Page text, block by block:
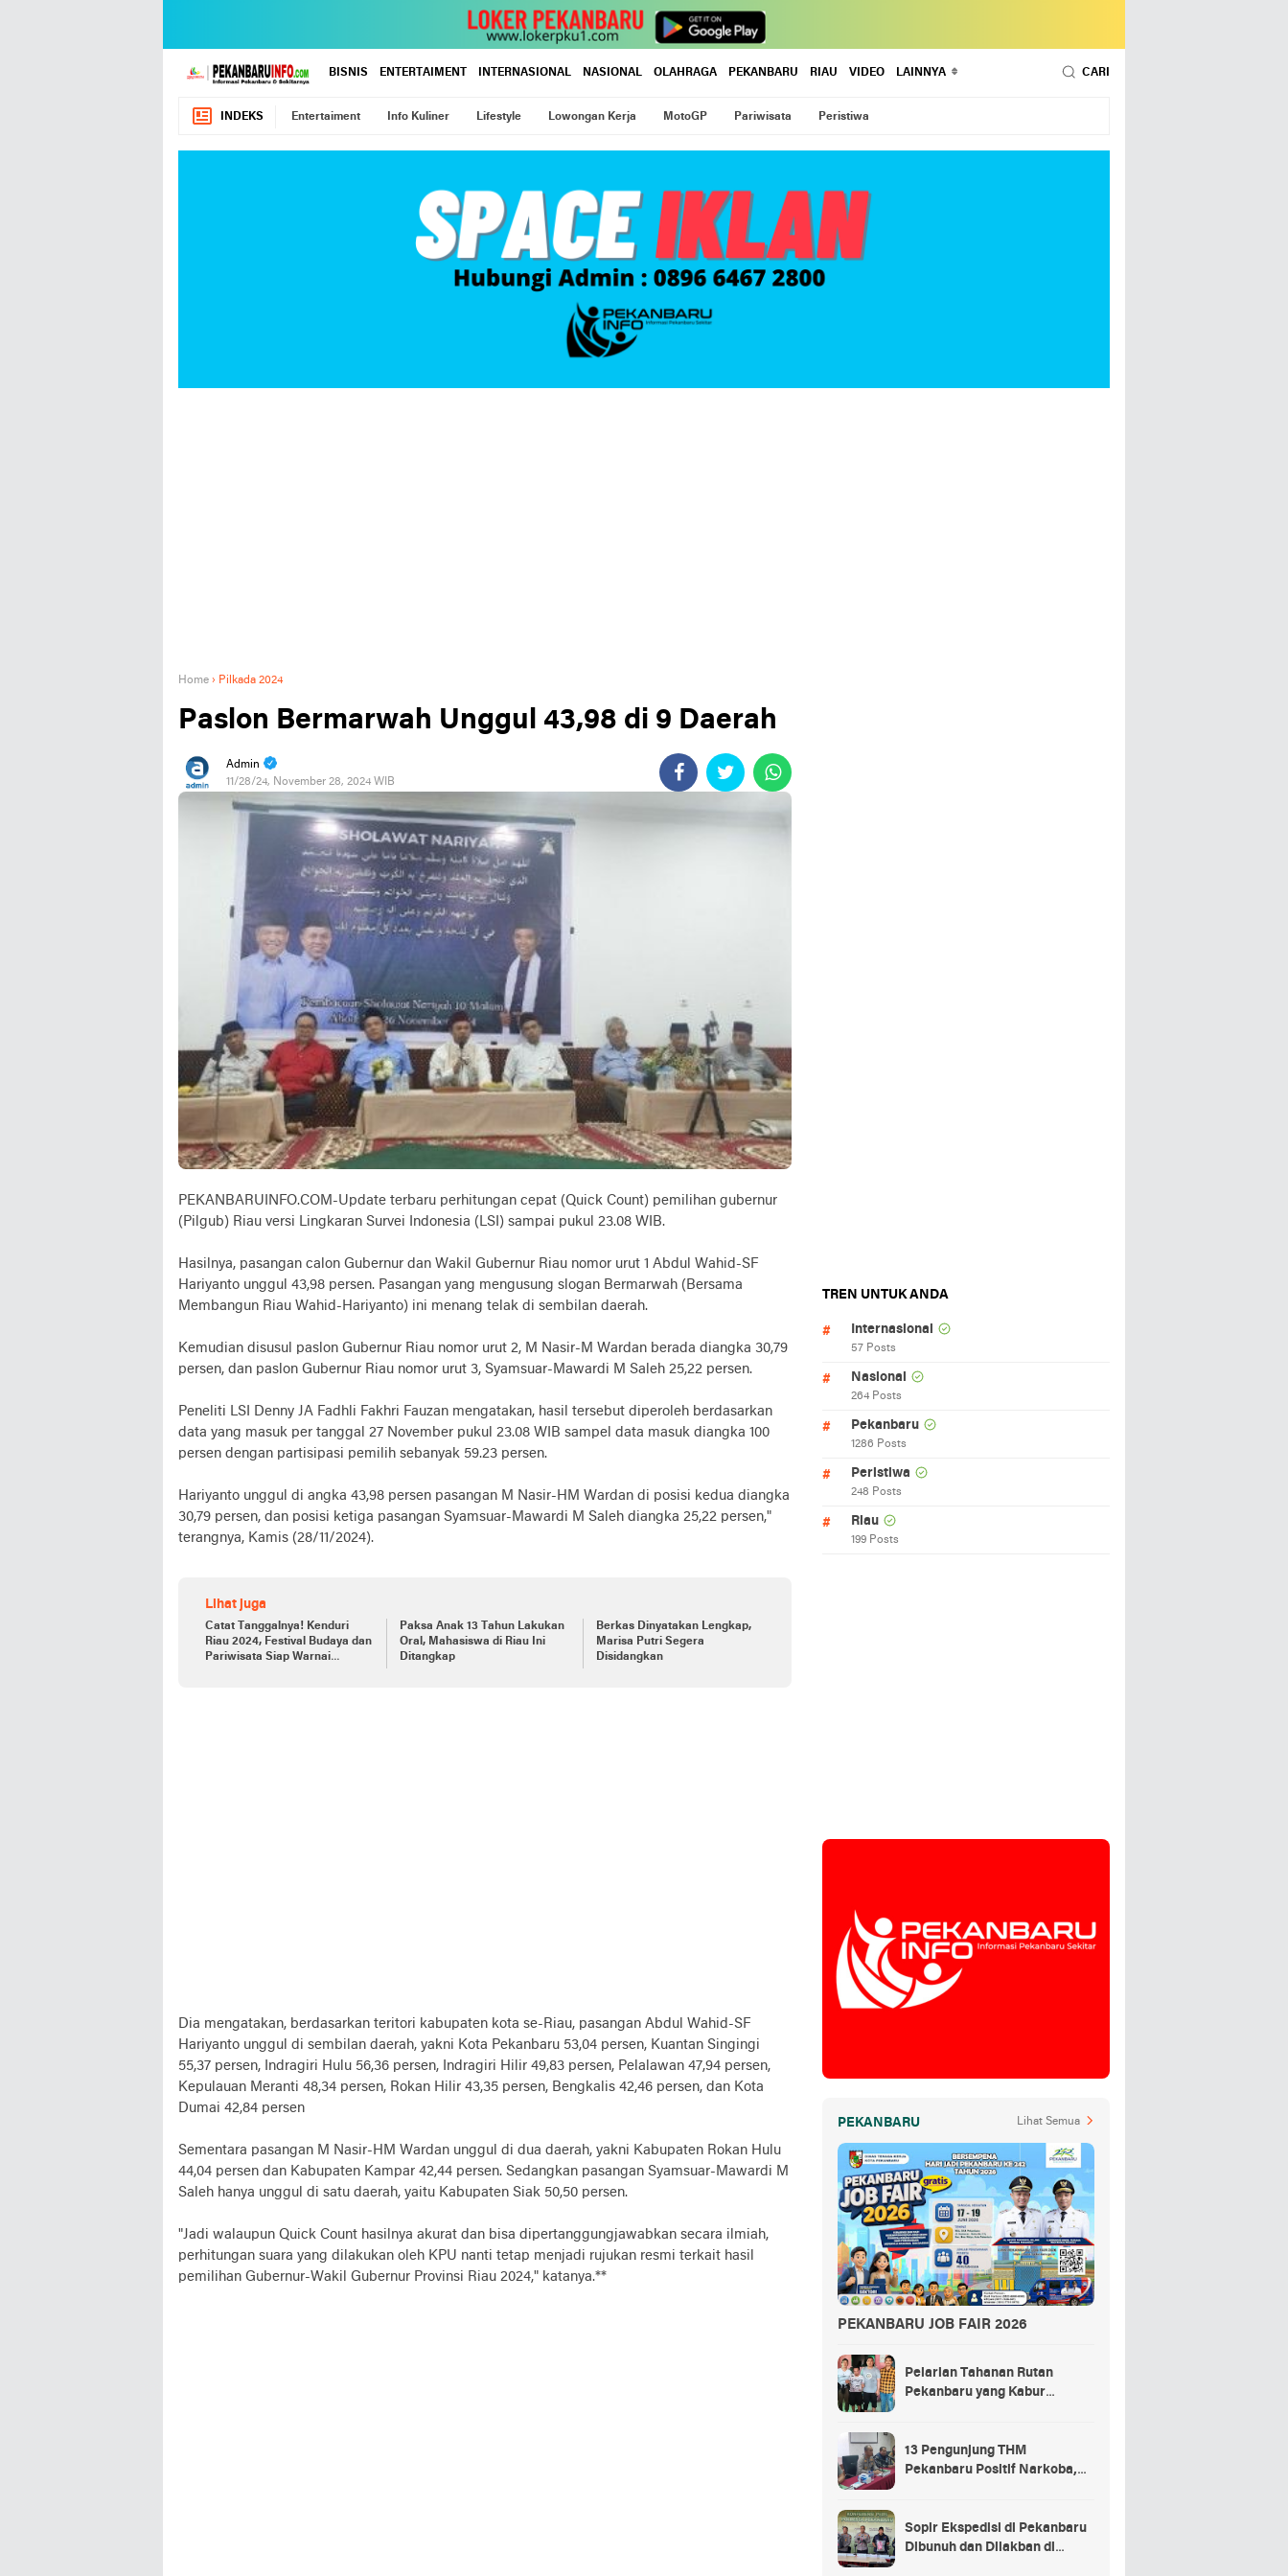
BISNIS ENTERTAIMENT INTERNASIONAL NASIONAL OLAHRAGA PEKANBARU RIAU VIDEO LAINNYA CARI
INDEKS Entertaiment Info Kuliner Lifestyle Lowongan Kerja MotoGP Pariwisata Peristiwa
Home › Pilkada 2024
Paslon Bermarwah Unggul 43,98 di 9 Daerah
Admin
11/28/24, November 28, 2024 WIB
PEKANBARUINFO.COM-Update terbaru perhitungan cepat (Quick Count) pemilihan gubernur
(Pilgub) Riau versi Lingkaran Survei Indonesia (LSI) sampai pukul 23.08 WIB.
Hasilnya, pasangan calon Gubernur dan Wakil Gubernur Riau nomor urut 1 Abdul Wahid-SF
Hariyanto unggul 43,98 persen. Pasangan yang mengusung slogan Bermarwah (Bersama
Membangun Riau Wahid-Hariyanto) ini menang telak di sembilan daerah.
Kemudian disusul paslon Gubernur Riau nomor urut 2, M Nasir-M Wardan berada diangka 30,79
persen, dan paslon Gubernur Riau nomor urut 3, Syamsuar-Mawardi M Saleh 25,22 persen.
Peneliti LSI Denny JA Fadhli Fakhri Fauzan mengatakan, hasil tersebut diperoleh berdasarkan
data yang masuk per tanggal 27 November pukul 23.08 WIB sampel data masuk diangka 100
persen dengan partisipasi pemilih sebanyak 59.23 persen.
Hariyanto unggul di angka 43,98 persen pasangan M Nasir-HM Wardan di posisi kedua diangka
30,79 persen, dan posisi ketiga pasangan Syamsuar-Mawardi M Saleh diangka 25,22 persen,"
terangnya, Kamis (28/11/2024).
Lihat juga
Catat Tanggalnya! Kenduri
Riau 2024, Festival Budaya dan
Pariwisata Siap Warnai
Paksa Anak 13 Tahun Lakukan
Oral, Mahasiswa di Riau Ini
Ditangkap
Berkas Dinyatakan Lengkap,
Marisa Putri Segera
Disidangkan
Dia mengatakan, berdasarkan teritori kabupaten kota se-Riau, pasangan Abdul Wahid-SF
Hariyanto unggul di sembilan daerah, yakni Kota Pekanbaru 53,04 persen, Kuantan Singingi
55,37 persen, Indragiri Hulu 56,36 persen, Indragiri Hilir 49,83 persen, Pelalawan 47,94 persen,
Kepulauan Meranti 48,34 persen, Rokan Hilir 43,35 persen, Bengkalis 42,46 persen, dan Kota
Dumai 42,84 persen
Sementara pasangan M Nasir-HM Wardan unggul di dua daerah, yakni Kabupaten Rokan Hulu
44,04 persen dan Kabupaten Kampar 42,44 persen. Sedangkan pasangan Syamsuar-Mawardi M
Saleh hanya unggul di satu daerah, yaitu Kabupaten Siak 50,50 persen.
"Jadi walaupun Quick Count hasilnya akurat dan bisa dipertanggungjawabkan secara ilmiah,
perhitungan suara yang dilakukan oleh KPU nanti tetap menjadi rujukan resmi terkait hasil
pemilihan Gubernur-Wakil Gubernur Provinsi Riau 2024," katanya.**
TREN UNTUK ANDA
Internasional
57 Posts
Nasional
264 Posts
Pekanbaru
1286 Posts
Peristiwa
248 Posts
Riau
199 Posts
PEKANBARU Lihat Semua
PEKANBARU JOB FAIR 2026
Pelarian Tahanan Rutan
Pekanbaru yang Kabur
13 Pengunjung THM
Pekanbaru Positif Narkoba,
Sopir Ekspedisi di Pekanbaru
Dibunuh dan Dilakban di